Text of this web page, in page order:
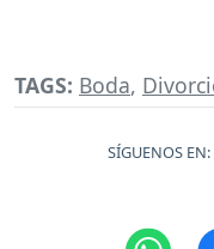
TAGS: Boda,
SÍGUENOS EN: